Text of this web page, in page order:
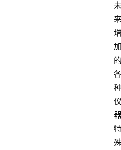
未
来
增
加
的
各
种
仪
器
特
殊